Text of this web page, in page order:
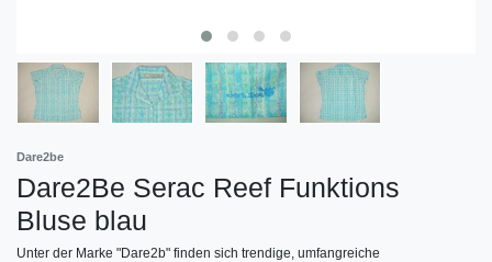
Dare2be
Dare2Be Serac Reef Funktions
Bluse blau
Unter der Marke "Dare2b" finden sich trendige, umfangreiche